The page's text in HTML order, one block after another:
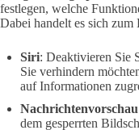
festlegen, welche
Dabei handelt es sich zum
Siri: Deaktivieren Sie
Sie verhindern
auf Informationen
Nachrichtenvorschau
dem gesperrten